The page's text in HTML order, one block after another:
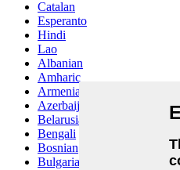
Catalan
Esperanto
Hindi
Lao
Albanian
Amharic
Armenian
Azerbaijani
Belarusian
Bengali
Bosnian
Bulgarian